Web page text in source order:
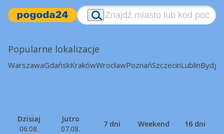
Popularne lokalizacje
WarszawaGdańskKrakówWrocławPoznańSzczecinLublin
Dzisiaj
06.08.
Jutro
07.08.
7 dni Weekend 16 dni